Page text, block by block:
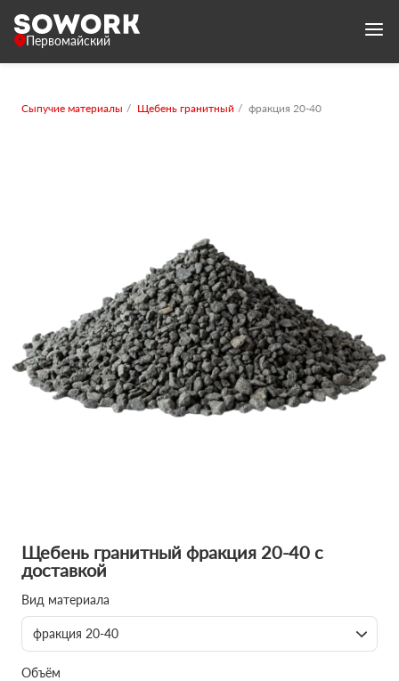
Первомайский
Сыпучие материалы Щебень гранитный фракция 20-40
Щебень гранитный фракция 20-40 с
доставкой
Вид материала
фракция 20-40
Объём